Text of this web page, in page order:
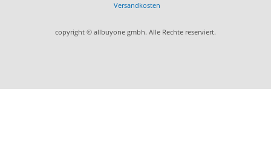
Versandkosten
copyright © allbuyone gmbh. Alle Rechte reserviert.